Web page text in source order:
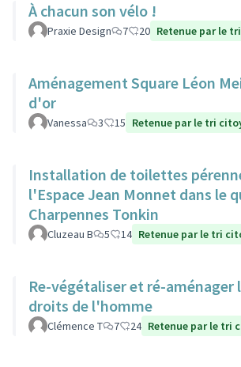
À chacun son vélo !
Praxie Design 7 20 Retenue par le
Aménagement Square Léon
d'or
Vanessa 3 15 Retenue par le tri
Installation de toilettes
l'Espace Jean Monnet dans le
Charpennes Tonkin
Cluzeau B 5 14 Retenue par le tri
Re-végétaliser et ré-aménager
droits de l'homme
Clémence T 7 24 Retenue par le tri